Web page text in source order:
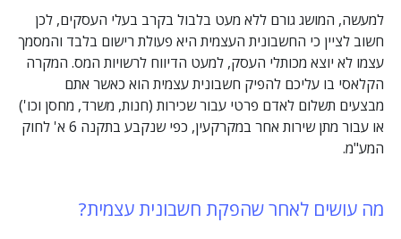
למעשה, המושג גורם ללא מעט בלבול בקרב בעלי העסקים, לכן
חשוב לציין כי החשבונית העצמית היא פעולת רישום בלבד והמסמך
עצמו לא יוצא מכותלי העסק, למעט הדיווח לרשויות המס. המקרה
הקלאסי בו עליכם להפיק חשבונית עצמית הוא כאשר אתם
מבצעים תשלום לאדם פרטי עבור שכירות (חנות, משרד, מחסן וכו')
או עבור מתן שירות אחר במקרקעין, כפי שנקבע בתקנה 6 א' לחוק
המע"מ.
מה עושים לאחר שהפקת חשבונית עצמית?